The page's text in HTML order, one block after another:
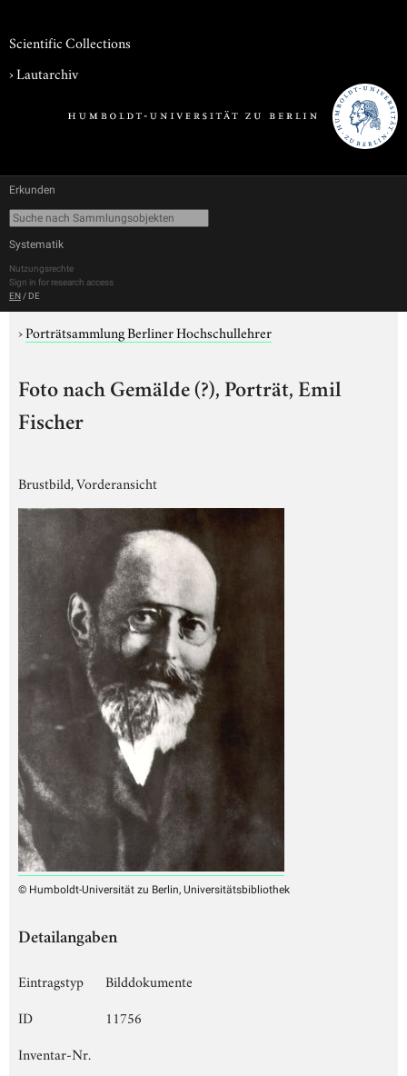
Scientific Collections
›Lautarchiv
Erkunden
Systematik
Nutzungsrechte
Sign in for research access
EN / DE
›Porträtsammlung Berliner Hochschullehrer
Foto nach Gemälde (?), Porträt, Emil
Fischer
Brustbild, Vorderansicht
© Humboldt-Universität zu Berlin, Universitätsbibliothek
Detailangaben
Eintragstyp
Bilddokumente
ID
11756
Inventar-Nr.